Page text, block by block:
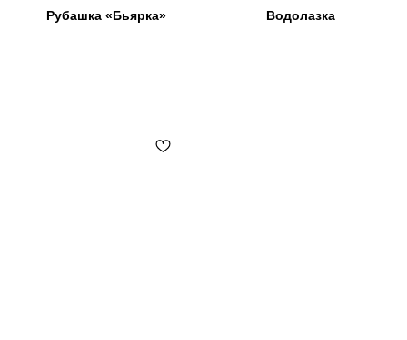
Рубашка «Бьярка» Водолазка